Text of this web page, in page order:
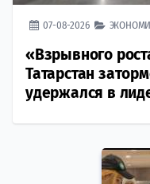
07-08-2026
«Взрывного
Татарстан
удержался в